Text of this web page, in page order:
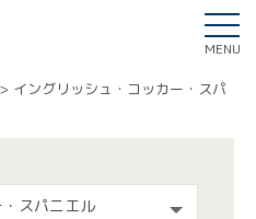
MENU
イングリッシュ・コッカー・スパ
スパニエル